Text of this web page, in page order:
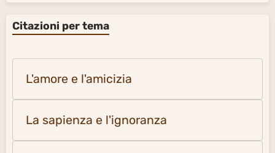
Citazioni per tema
L'amore e l'amicizia
La sapienza e l'ignoranza